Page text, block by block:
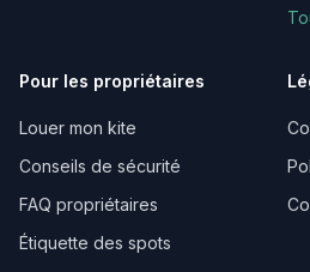
Pour les propriétaires
Louer mon kite
Conseils de sécurité
FAQ propriétaires
Étiquette des spots